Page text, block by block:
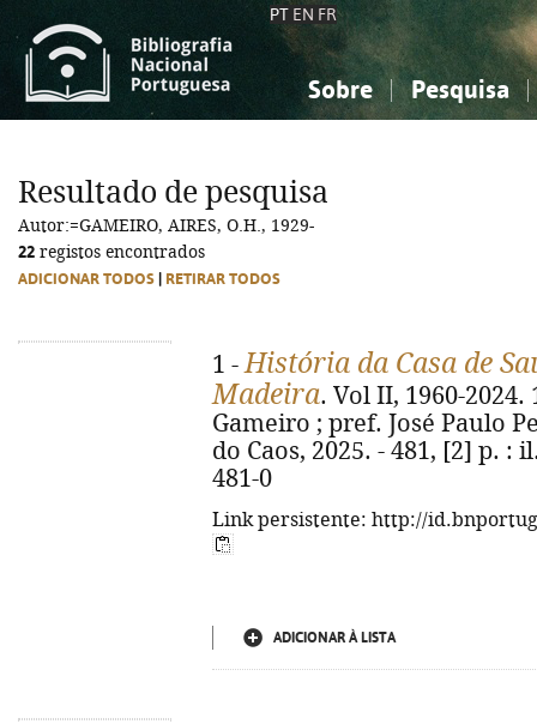
PT EN FR
Sobre Pesquisa
Ciências sociais...
Ciências sociais...
Resultado de pesquisa
Autor:=GAMEIRO, AIRES, O.H., 1929-
22 registos encontrados
ADICIONAR TODOS RETIRAR TODOS
1 -História da Casa de
Madeira. Vol II, 1960-
Gameiro ; pref. José Paulo
do Caos, 2025. - 481, [2] p. :
481-0
Link persistente: http://
ADICIONAR À LISTA